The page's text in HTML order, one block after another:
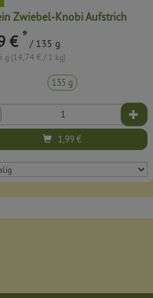
Zwiebel-Knobi Aufstrich
€ * / 135 g
g (14,74 € / 1 kg)
135 g
1,99€